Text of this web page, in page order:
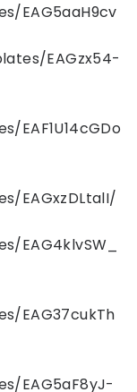
EAG5aaH9cv
EAGzx54-
EAGxzDLtalI/
EAG4klvSW_
EAG37cukTh
EAG5aF8yJ-